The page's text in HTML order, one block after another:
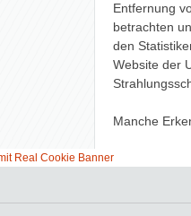
Entfernung
betrachten
den
Website der
Manche
Real Cookie Banner